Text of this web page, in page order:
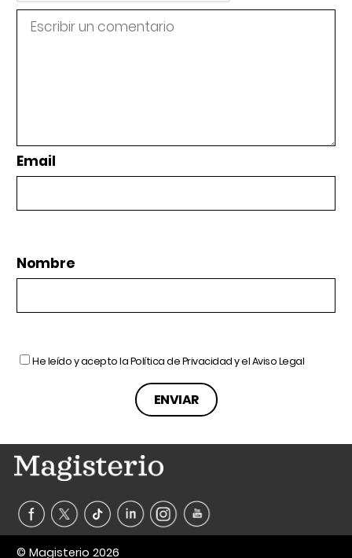
Email
Nombre
He leído y acepto laPolítica de Privacidady elAviso Legal
© Magisterio 2026